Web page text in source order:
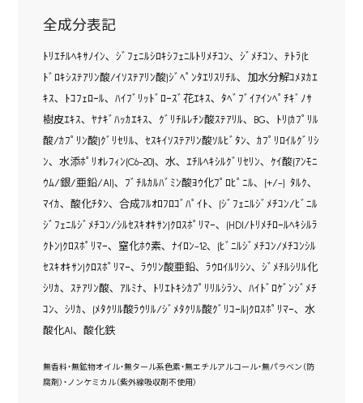
全成分表記
ﾄﾘｴﾁﾙﾍｷｻﾉｲﾝ､ ｼﾞﾌｪﾆﾙｼﾛｷｼﾌｪﾆﾙﾄﾘﾒﾁｺﾝ､ ｼﾞﾒﾁｺﾝ､ ﾃﾄﾗ(ﾋ
ﾄﾞﾛｷｼｽﾃｱﾘﾝ酸/ｲｿｽﾃｱﾘﾝ酸)ｼﾞﾍﾟﾝﾀｴﾘｽﾘﾁﾙ､ 加水分解ｺﾒﾇｶｴ
ｷｽ､ ﾄｺﾌｪﾛｰﾙ､ ﾊｲﾌﾞﾘｯﾄﾞﾛｰｽﾞ花ｴｷｽ､ ﾀﾍﾞﾌﾞｲｱｲﾝﾍﾟﾁｷﾞﾉｻ
樹皮ｴｷｽ､ ﾔﾅｷﾞﾊｯｶｴｷｽ､ ｸﾞﾘﾁﾙﾚﾁﾝ酸ｽﾃｱﾘﾙ､ BG､ ﾄﾘ(ｶﾌﾟﾘﾙ
酸/ｶﾌﾟﾘﾝ酸)ｸﾞﾘｾﾘﾙ､ ｾｽｷｲｿｽﾃｱﾘﾝ酸ｿﾙﾋﾞﾀﾝ､ ｶﾌﾟﾘﾛｲﾙｸﾞﾘｼ
ﾝ､ 水添ﾎﾟﾘｵﾚﾌｨﾝ(C6-20)､ 水､ ｴﾁﾙﾍｷｼﾙｸﾞﾘｾﾘﾝ､ ｹｲ酸(ｱﾝﾓﾆ
ｳﾑ/銀/亜鉛/Al)､ ﾌﾞﾁﾙｶﾙﾊﾞﾐﾝ酸ﾖｳ化ﾌﾟﾛﾋﾟﾆﾙ､ (+/-) ﾀﾙｸ､
ﾏｲｶ､ 酸化ﾁﾀﾝ､ 合成ﾌﾙｵﾛﾌﾛｺﾞﾊﾟｲﾄ､ (ｼﾞﾌｪﾆﾙｼﾞﾒﾁｺﾝ/ﾋﾞﾆﾙ
ｼﾞﾌｪﾆﾙｼﾞﾒﾁｺﾝ/ｼﾙｾｽｷｵｷｻﾝ)ｸﾛｽﾎﾟﾘﾏｰ､ (HDI/ﾄﾘﾒﾁﾛｰﾙﾍｷｼﾙﾗ
ｸﾄﾝ)ｸﾛｽﾎﾟﾘﾏｰ､ 窒化ﾎｳ素､ ﾅｲﾛﾝ-12､ (ﾋﾞﾆﾙｼﾞﾒﾁｺﾝ/ﾒﾁｺﾝｼﾙ
ｾｽｷｵｷｻﾝ)ｸﾛｽﾎﾟﾘﾏｰ､ ﾗｳﾘﾝ酸亜鉛､ ﾗｳﾛｲﾙﾘｼﾝ､ ｼﾞﾒﾁﾙｼﾘﾙ化
ｼﾘｶ､ ｽﾃｱﾘﾝ酸､ ｱﾙﾐﾅ､ ﾄﾘｴﾄｷｼｶﾌﾟﾘﾘﾙｼﾗﾝ､ ﾊｲﾄﾞﾛｹﾞﾝｼﾞﾒﾁ
ｺﾝ､ ｼﾘｶ､ (ﾒﾀｸﾘﾙ酸ﾗｳﾘﾙ/ｼﾞﾒﾀｸﾘﾙ酸ｸﾞﾘｺｰﾙ)ｸﾛｽﾎﾟﾘﾏｰ､ 水
酸化Al､ 酸化鉄
無香料・無鉱物オイル・無タール系色素・無エチルアルコール・無パラベン（防
腐剤）・ノンケミカル（紫外線吸収剤不使用）